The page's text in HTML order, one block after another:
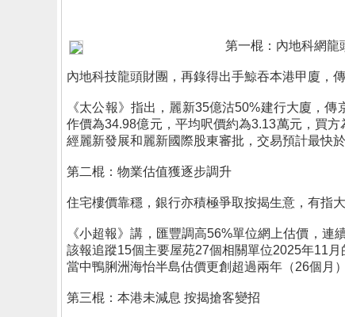
第一棍：內地科網龍
內地科技龍頭財團，再錄得出手鯨吞本港甲廈，
《太公報》指出，麗新35億沽50%建行大廈，
作價為34.98億元，平均呎價約為3.13萬元，買
經麗新發展和麗新國際股東審批，交易預計最快於
第二棍：物業估值獲逐步調升
住宅樓價靠穩，銀行亦積極爭取按揭生意，有指
《小超報》講，匯豐調高56%單位網上估價，
該報追蹤15個主要屋苑27個相關單位2025年11
當中鴨脷洲海怡半島估價更創超過兩年（26個月
第三棍：本港未減息 按揭搶客變招